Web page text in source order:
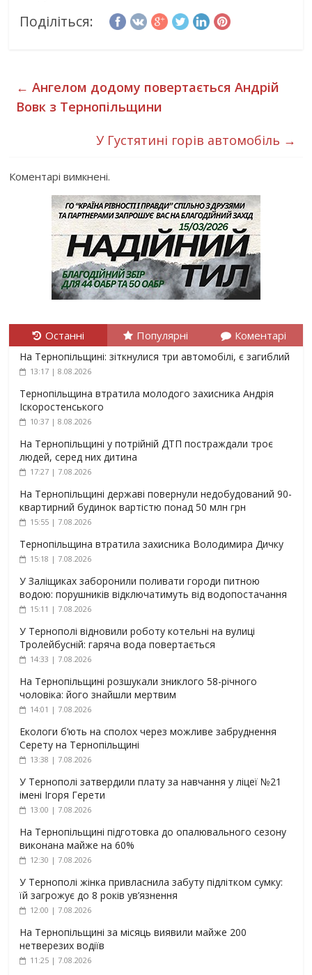
Поділіться:
← Ангелом додому повертається Андрій
Вовк з Тернопільщини
У Густятині горів автомобіль →
Коментарі вимкнені.
Останні Популярні Коментарі
На Тернопільщині: зіткнулися три автомобілі, є загиблий
13:17 | 8.08.2026
Тернопільщина втратила молодого захисника Андрія
Іскоростенського
10:37 | 8.08.2026
На Тернопільщині у потрійній ДТП постраждали троє
людей, серед них дитина
17:27 | 7.08.2026
На Тернопільщині державі повернули недобудований 90-
квартирний будинок вартістю понад 50 млн грн
15:55 | 7.08.2026
Тернопільщина втратила захисника Володимира Дичку
15:18 | 7.08.2026
У Заліщиках заборонили поливати городи питною
водою: порушників відключатимуть від водопостачання
15:11 | 7.08.2026
У Тернополі відновили роботу котельні на вулиці
Тролейбусній: гаряча вода повертається
14:33 | 7.08.2026
На Тернопільщині розшукали зниклого 58-річного
чоловіка: його знайшли мертвим
14:01 | 7.08.2026
Екологи б’ють на сполох через можливе забруднення
Серету на Тернопільщині
13:38 | 7.08.2026
У Тернополі затвердили плату за навчання у ліцеї №21
імені Ігоря Герети
13:00 | 7.08.2026
На Тернопільщині підготовка до опалювального сезону
виконана майже на 60%
12:30 | 7.08.2026
У Тернополі жінка привласнила забуту підлітком сумку:
їй загрожує до 8 років ув’язнення
12:00 | 7.08.2026
На Тернопільщині за місяць виявили майже 200
нетверезих водіїв
11:25 | 7.08.2026